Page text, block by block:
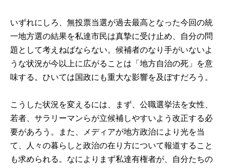
いずれにしろ、無投票当選が過去最高となった今回の統
一地方選の結果を私達市民は真摯に受け止め、自分の問
題として考えねばならない。候補者のなり手がいないよ
うな状況が今以上に広がることは「地方自治の死」を意
味する。ひいては国政にも重大な影響を及ぼすだろう。
こうした状況を変えるには、まず、公職選挙法を女性、
若者、サラリーマンらが立候補しやすいよう改正する必
要があろう。また、メディアが地方政治により光を当
て、人々の暮らしと政治の在り方について報道すること
も求められる。なによりまず私達有権者が、自分たちの